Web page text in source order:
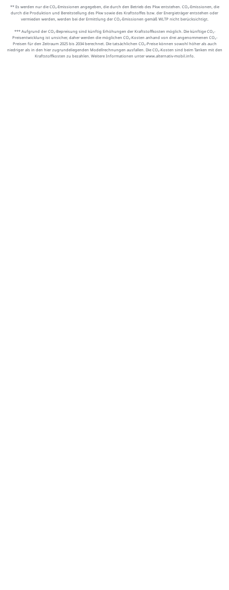
** Es werden nur die CO₂-Emissionen angegeben, die durch den Betrieb des Pkw entstehen. CO₂-Emissionen, die
durch die Produktion und Bereitstellung des Pkw sowie des Kraftstoffes bzw. der Energieträger entstehen oder
vermieden werden, werden bei der Ermittlung der CO₂-Emissionen gemäß WLTP nicht berücksichtigt.
*** Aufgrund der CO₂-Bepreisung sind künftig Erhöhungen der Kraftstoffkosten möglich. Die künftige CO₂-
Preisentwicklung ist unsicher, daher werden die möglichen CO₂-Kosten anhand von drei angenommenen CO₂-
Preisen für den Zeitraum 2025 bis 2034 berechnet. Die tatsächlichen CO₂-Preise können sowohl höher als auch
niedriger als in den hier zugrundeliegenden Modellrechnungen ausfallen. Die CO₂-Kosten sind beim Tanken mit den
Kraftstoffkosten zu bezahlen. Weitere Informationen unter www.alternativ-mobil.info.